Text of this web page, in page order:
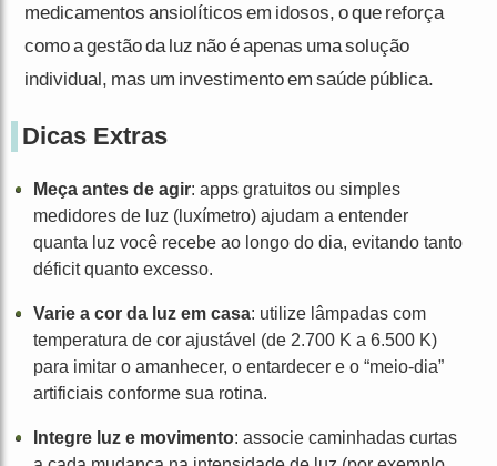
medicamentos ansiolíticos em idosos, o que reforça
como a gestão da luz não é apenas uma solução
individual, mas um investimento em saúde pública.
Dicas Extras
Meça antes de agir: apps gratuitos ou simples
medidores de luz (luxímetro) ajudam a entender
quanta luz você recebe ao longo do dia, evitando tanto
déficit quanto excesso.
Varie a cor da luz em casa: utilize lâmpadas com
temperatura de cor ajustável (de 2.700 K a 6.500 K)
para imitar o amanhecer, o entardecer e o “meio-dia”
artificiais conforme sua rotina.
Integre luz e movimento: associe caminhadas curtas